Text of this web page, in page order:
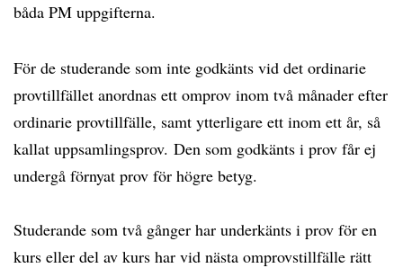
båda PM uppgifterna.
För de studerande som inte godkänts vid det ordinarie
provtillfället anordnas ett omprov inom två månader efter
ordinarie provtillfälle, samt ytterligare ett inom ett år, så
kallat uppsamlingsprov. Den som godkänts i prov får ej
undergå förnyat prov för högre betyg.
Studerande som två gånger har underkänts i prov för en
kurs eller del av kurs har vid nästa omprovstillfälle rätt